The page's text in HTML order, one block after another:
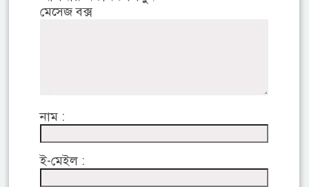
মেসেজ বক্স
নাম :
ই-মেইল :